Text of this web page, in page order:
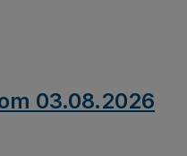
03.08.2026